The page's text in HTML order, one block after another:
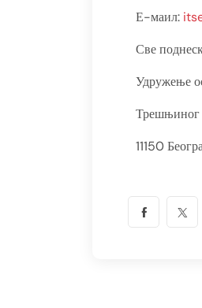
Е-маил:
Све
Удружење
Трешњиног
11150